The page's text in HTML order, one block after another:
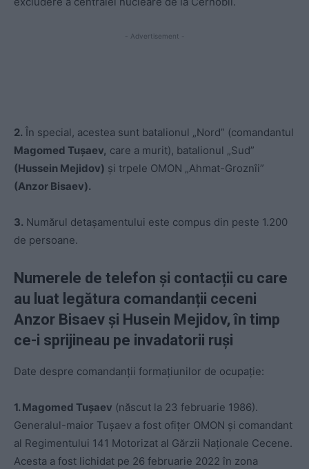
- Advertisement -
2. În special, acestea sunt batalionul „Nord” (comandantul
Magomed Tușaev, care a murit), batalionul „Sud”
(Hussein Mejidov) și trpele OMON „Ahmat-Groznîi”
(Anzor Bisaev).
3. Numărul detașamentului este compus din peste 1.200
de persoane.
Numerele de telefon și contacții cu care
au luat legătura comandanții ceceni
Anzor Bisaev și Husein Mejidov, în timp
ce-i sprijineau pe invadatorii ruși
Date despre comandanții formațiunilor de ocupație:
1. Magomed Tușaev (născut la 23 februarie 1986).
Generalul-maior Tușaev a fost ofițer OMON și comandant
al Regimentului 141 Motorizat al Gărzii Naționale Cecene.
Acesta a fost lichidat pe 26 februarie 2022 în zona